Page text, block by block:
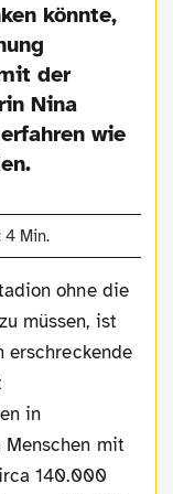
könnte,
der
Nina
wie
4 Min.
ohne die
müssen, ist
erschreckende
in
Menschen mit
140.000